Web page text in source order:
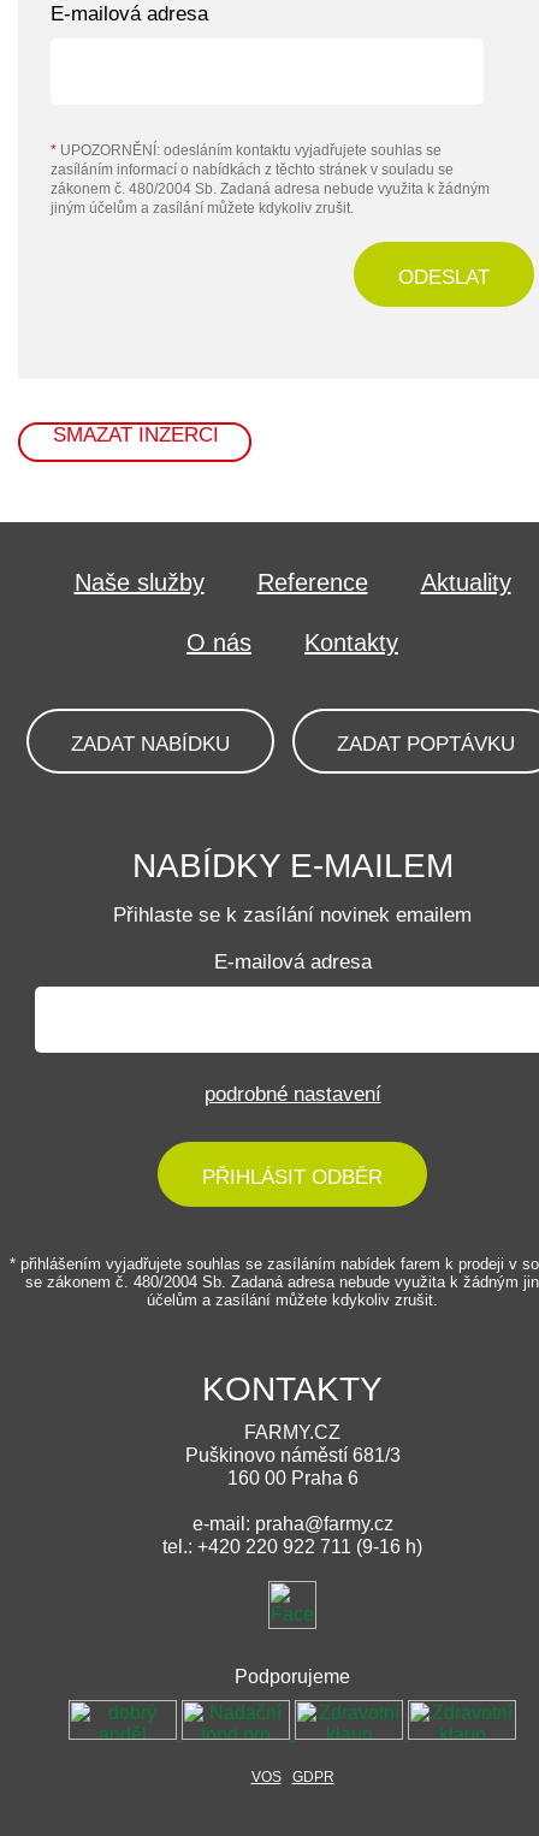
E-mailová adresa
* UPOZORNĚNÍ: odesláním kontaktu vyjadřujete souhlas se
zasíláním informací o nabídkách z těchto stránek v souladu se
zákonem č. 480/2004 Sb. Zadaná adresa nebude využita k žádným
jiným účelům a zasílání můžete kdykoliv zrušit.
ODESLAT
SMAZAT INZERCI
Naše služby Reference Aktuality
O nás Kontakty
ZADAT NABÍDKU ZADAT POPTÁVKU
NABÍDKY E-MAILEM
Přihlaste se k zasílání novinek emailem
E-mailová adresa
podrobné nastavení
PŘIHLÁSIT ODBĚR
* přihlášením vyjadřujete souhlas se zasíláním nabídek farem k prodeji v
se zákonem č. 480/2004 Sb. Zadaná adresa nebude využita k žádným
účelům a zasílání můžete kdykoliv zrušit.
KONTAKTY
FARMY.CZ
Puškinovo náměstí 681/3
160 00 Praha 6
e-mail: praha@farmy.cz
tel.: +420 220 922 711 (9-16 h)
Podporujeme
VOS GDPR